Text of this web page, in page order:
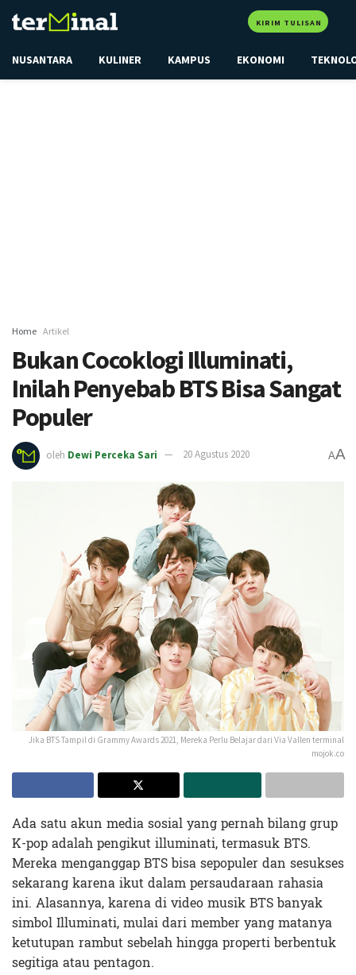
KIRIM TULISAN
NUSANTARA KULINER KAMPUS EKONOMI
Home Artikel
Bukan Cocoklogi Illuminati,
Inilah Penyebab BTS Bisa Sangat
Populer
oleh Dewi Perceka Sari 20 Agustus 2020 AA
Jika BTS Tampil di Grammy Awards 2021, Mereka Perlu Belajar dari Via Vallen terminal
mojok.co
Ada satu akun media sosial yang pernah bilang grup
K-pop adalah pengikut illuminati, termasuk BTS.
Mereka menganggap BTS bisa sepopuler dan sesukses
sekarang karena ikut dalam persaudaraan rahasia
ini. Alasannya, karena di video musik BTS banyak
simbol Illuminati, mulai dari member yang matanya
ketutupan rambut sebelah hingga properti berbentuk
segitiga atau pentagon.